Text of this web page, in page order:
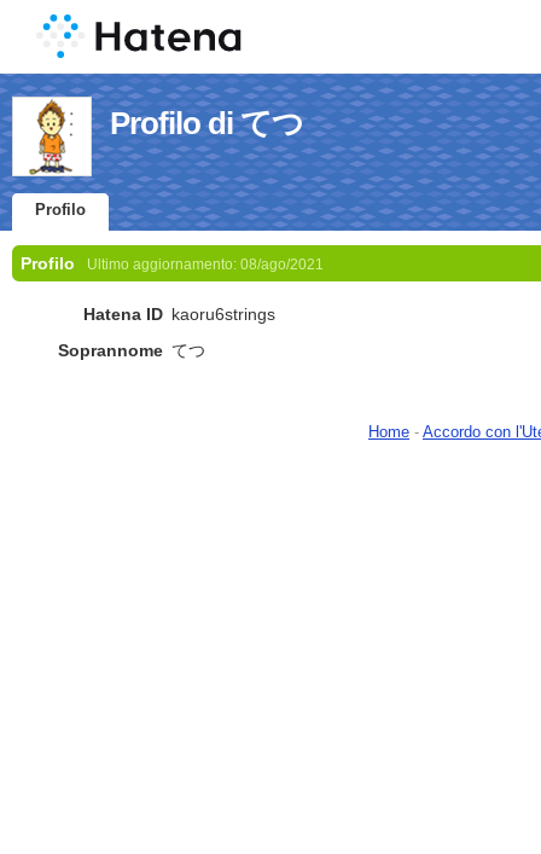
Profilo di てつ
Profilo
Profilo Ultimo aggiornamento: 08/ago/2021
Hatena ID kaoru6strings
Soprannome てつ
Home - Accordo con